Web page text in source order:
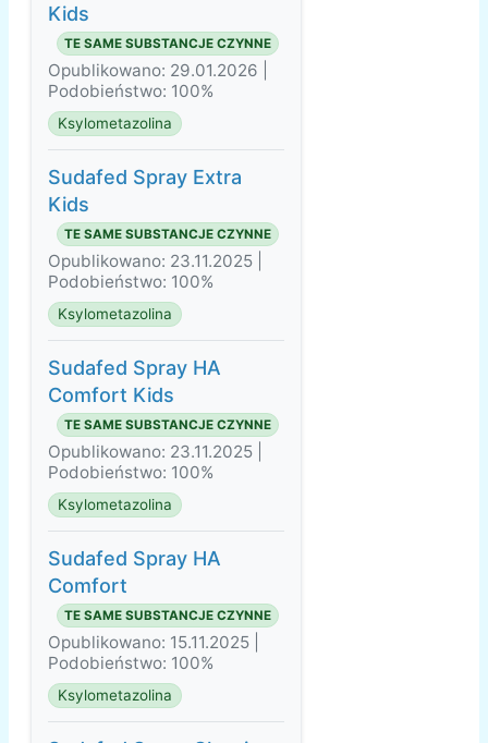
Kids
TE SAME SUBSTANCJE CZYNNE
Opublikowano: 29.01.2026 |
Podobieństwo: 100%
Ksylometazolina
Sudafed Spray Extra
Kids
TE SAME SUBSTANCJE CZYNNE
Opublikowano: 23.11.2025 |
Podobieństwo: 100%
Ksylometazolina
Sudafed Spray HA
Comfort Kids
TE SAME SUBSTANCJE CZYNNE
Opublikowano: 23.11.2025 |
Podobieństwo: 100%
Ksylometazolina
Sudafed Spray HA
Comfort
TE SAME SUBSTANCJE CZYNNE
Opublikowano: 15.11.2025 |
Podobieństwo: 100%
Ksylometazolina